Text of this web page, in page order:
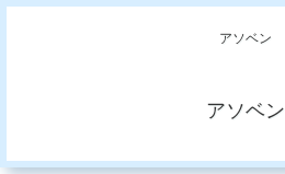
アソベン
アソベン